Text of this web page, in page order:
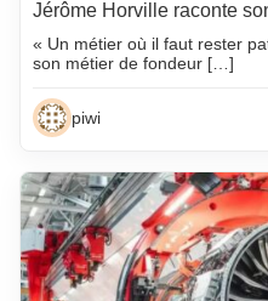
Jérôme Horville raconte
« Un métier où il faut rester
son métier de fondeur […]
piwi